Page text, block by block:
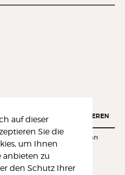
auf dieser
Sie die
um Ihnen
anbieten zu
den Schutz Ihrer
REGISTRIEREN
melden Sie sich jetzt an